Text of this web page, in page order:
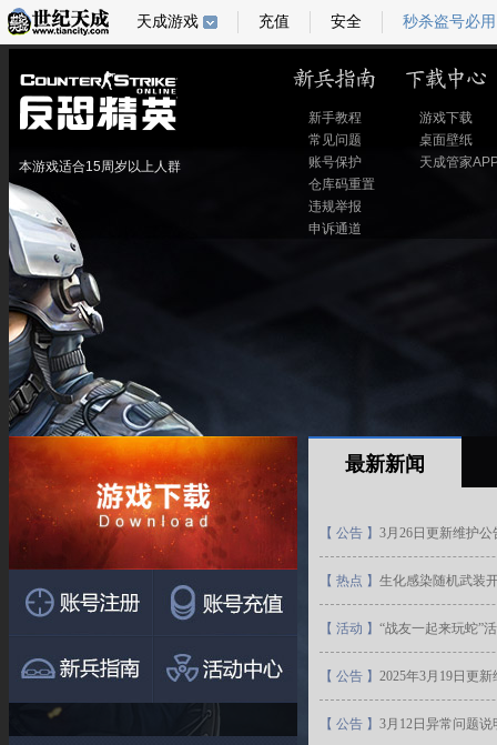
本游戏适合15周岁以上人群
新手教程
常见问题
账号保护
仓库码重置
违规举报
申诉通道
游戏下载
桌面壁纸
天成管家
最新新闻
【 公告 】 3月26日更新维护
【 热点 】 生化感染随机武装
【 活动 】 “战友一起来玩蛇”
【 公告 】 2025年3月19日更
【 公告 】 3月12日异常问题
天成游戏 充值 安全 秒杀盗号必用